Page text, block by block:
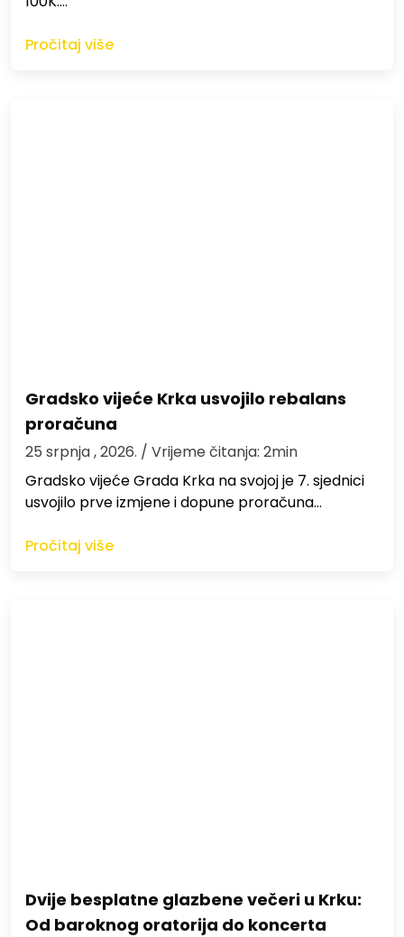
Pročitaj više
Gradsko vijeće Krka usvojilo rebalans
proračuna
25 srpnja , 2026. / Vrijeme čitanja: 2min
Gradsko vijeće Grada Krka na svojoj je 7. sjednici
usvojilo prve izmjene i dopune proračuna…
Pročitaj više
Dvije besplatne glazbene večeri u Krku:
Od baroknog oratorija do koncerta